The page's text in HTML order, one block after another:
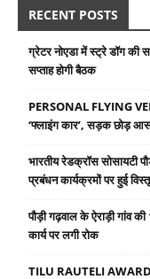
RECENT POSTS
ग्रेटर नोएडा में स्ट्रे डॉग
सप्ताह होगी बैठक
PERSONAL FLYING
‘फ्लाइंग कार’, सड़क छोड़
भारतीय रेडक्रॉस सोसायटी
प्रबंधन कार्यक्रमों पर हुई
पौड़ी गढ़वाल के ऐराड़ी गांव
कार्य पर लगी रोक
TILU RAUTELI